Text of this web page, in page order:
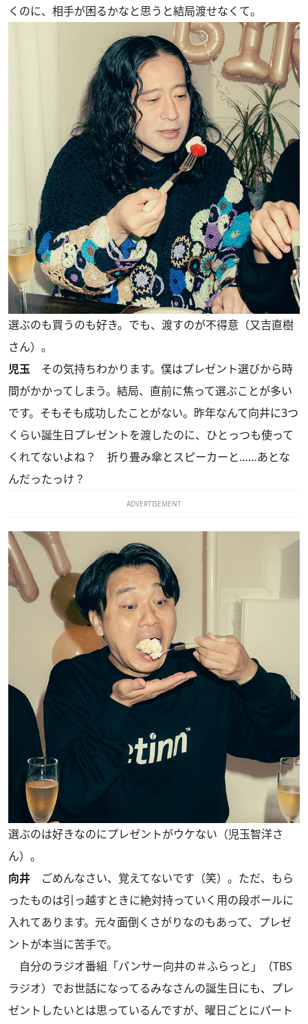
くのに、相手が困るかなと思うと結局渡せなくて。
選ぶのも買うのも好き。でも、渡すのが不得意（又吉直樹
さん）。
児玉 その気持ちわかります。僕はプレゼント選びから時
間がかかってしまう。結局、直前に焦って選ぶことが多い
です。そもそも成功したことがない。昨年なんて向井に3つ
くらい誕生日プレゼントを渡したのに、ひとっつも使って
くれてないよね？ 折り畳み傘とスピーカーと……あとな
んだったっけ？
ADVERTISEMENT
選ぶのは好きなのにプレゼントがウケない（児玉智洋さ
ん）。
向井 ごめんなさい、覚えてないです（笑）。ただ、もら
ったものは引っ越すときに絶対持っていく用の段ボールに
入れてあります。元々面倒くさがりなのもあって、プレゼ
ントが本当に苦手で。
自分のラジオ番組「パンサー向井の＃ふらっと」（TBS
ラジオ）でお世話になってるみなさんの誕生日にも、プレ
ゼントしたいとは思っているんですが、曜日ごとにパート